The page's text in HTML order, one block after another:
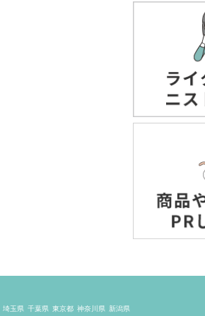
埼玉県 千葉県 東京都 神奈川県 新潟県